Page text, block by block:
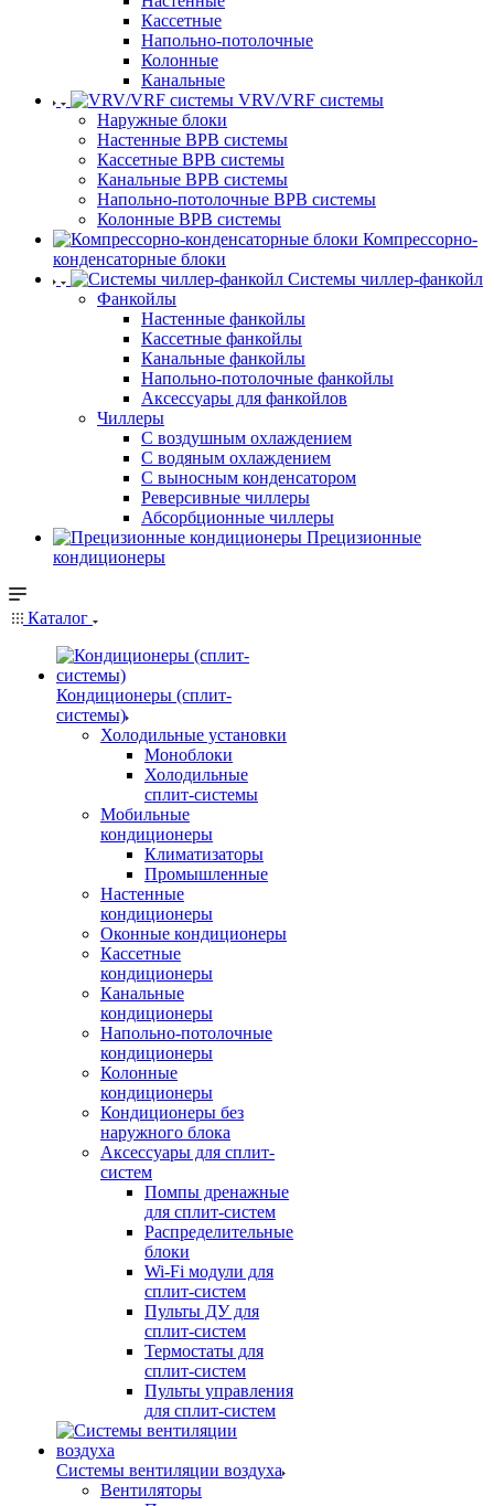
Кассетные
Напольно-потолочные
Колонные
Канальные
VRV/VRF системы
Наружные блоки
Настенные ВРВ системы
Кассетные ВРВ системы
Канальные ВРВ системы
Напольно-потолочные ВРВ системы
Колонные ВРВ системы
Компрессорно-
конденсаторные блоки
Системы чиллер-фанкойл
Фанкойлы
Настенные фанкойлы
Кассетные фанкойлы
Канальные фанкойлы
Напольно-потолочные фанкойлы
Аксессуары для фанкойлов
Чиллеры
С воздушным охлаждением
С водяным охлаждением
С выносным конденсатором
Реверсивные чиллеры
Абсорбционные чиллеры
Прецизионные
кондиционеры
Каталог
Кондиционеры (сплит-
системы)
Холодильные установки
Моноблоки
Холодильные
сплит-системы
Мобильные
кондиционеры
Климатизаторы
Промышленные
Настенные
кондиционеры
Оконные кондиционеры
Кассетные
кондиционеры
Канальные
кондиционеры
Напольно-потолочные
кондиционеры
Колонные
кондиционеры
Кондиционеры без
наружного блока
Аксессуары для сплит-
систем
Помпы дренажные
для сплит-систем
Распределительные
блоки
Wi-Fi модули для
сплит-систем
Пульты ДУ для
сплит-систем
Термостаты для
сплит-систем
Пульты управления
для сплит-систем
Системы вентиляции воздуха
Вентиляторы